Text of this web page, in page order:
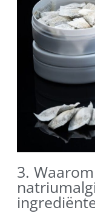
3.